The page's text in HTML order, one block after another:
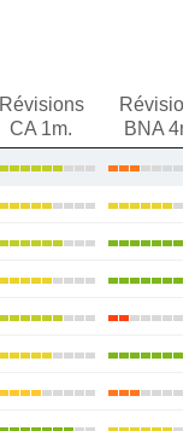
Révisions
CA 1m.
BNA